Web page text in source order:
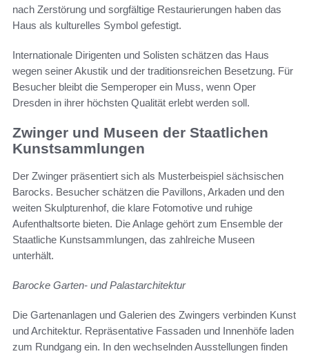
nach Zerstörung und sorgfältige Restaurierungen haben das
Haus als kulturelles Symbol gefestigt.
Internationale Dirigenten und Solisten schätzen das Haus
wegen seiner Akustik und der traditionsreichen Besetzung. Für
Besucher bleibt die Semperoper ein Muss, wenn Oper
Dresden in ihrer höchsten Qualität erlebt werden soll.
Zwinger und Museen der Staatlichen
Kunstsammlungen
Der Zwinger präsentiert sich als Musterbeispiel sächsischen
Barocks. Besucher schätzen die Pavillons, Arkaden und den
weiten Skulpturenhof, die klare Fotomotive und ruhige
Aufenthaltsorte bieten. Die Anlage gehört zum Ensemble der
Staatliche Kunstsammlungen, das zahlreiche Museen
unterhält.
Barocke Garten- und Palastarchitektur
Die Gartenanlagen und Galerien des Zwingers verbinden Kunst
und Architektur. Repräsentative Fassaden und Innenhöfe laden
zum Rundgang ein. In den wechselnden Ausstellungen finden